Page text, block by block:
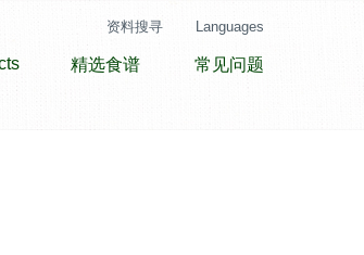
精选食谱 常见问题
资料搜寻 Languages